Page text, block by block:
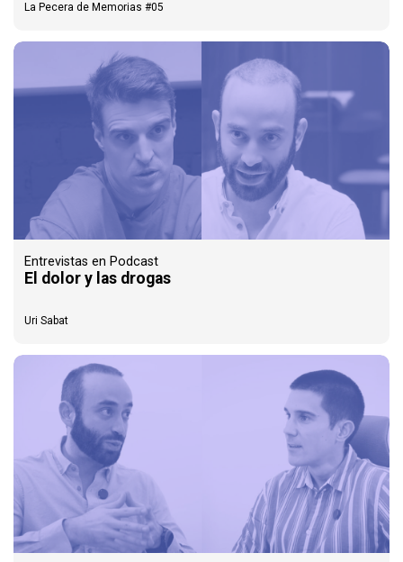
La Pecera de Memorias #05
Entrevistas en Podcast
El dolor y las drogas
Uri Sabat